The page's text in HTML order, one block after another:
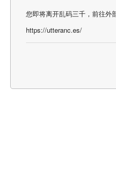
您即将离开乱码三千，前往外
https://utteranc.es/